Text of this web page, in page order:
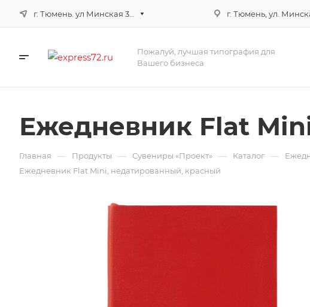
г. Тюмень, ул.
Пожалуй, лучшая типография для
Вашего бизнеса
Ежедневник Flat
Главная — Продукты — Сувениры «Проект» — Каталог —
Ежедневник Flat Mini, недатированный, красный